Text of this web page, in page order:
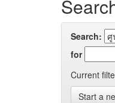
Search:
for
Current
Start a